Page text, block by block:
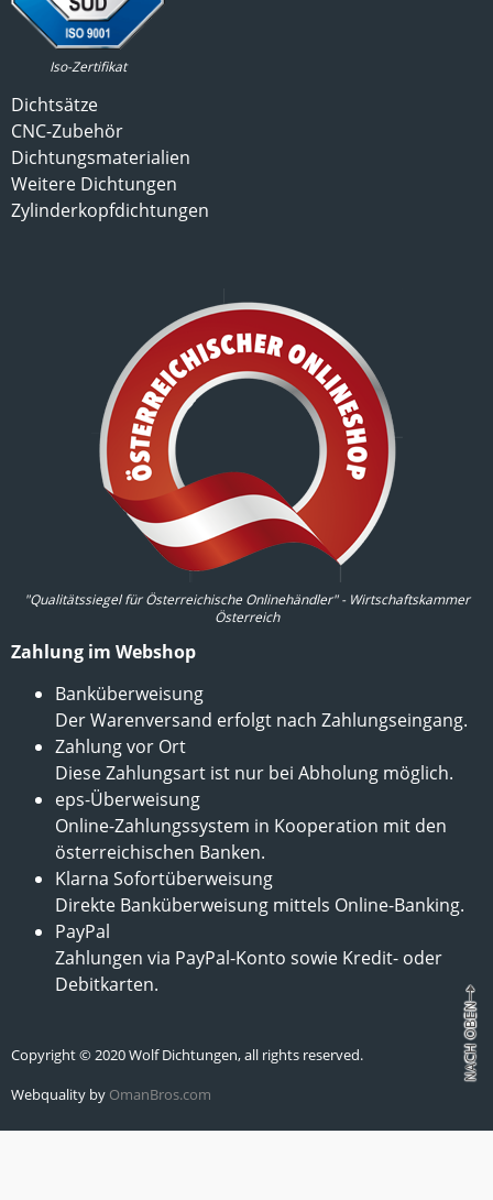
Iso-Zertifikat
Dichtsätze
CNC-Zubehör
Dichtungsmaterialien
Weitere Dichtungen
Zylinderkopfdichtungen
"Qualitätssiegel für Österreichische Onlinehändler" - Wirtschaftskammer
Österreich
Zahlung im Webshop
Banküberweisung
Der Warenversand erfolgt nach Zahlungseingang.
Zahlung vor Ort
Diese Zahlungsart ist nur bei Abholung möglich.
eps-Überweisung
Online-Zahlungssystem in Kooperation mit den
österreichischen Banken.
Klarna Sofortüberweisung
Direkte Banküberweisung mittels Online-Banking.
PayPal
Zahlungen via PayPal-Konto sowie Kredit- oder
Debitkarten.
Copyright © 2020 Wolf Dichtungen, all rights reserved.
Webquality by OmanBros.com